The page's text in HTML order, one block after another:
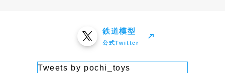
鉄道模型
公式Twitter
Tweets by pochi_toys